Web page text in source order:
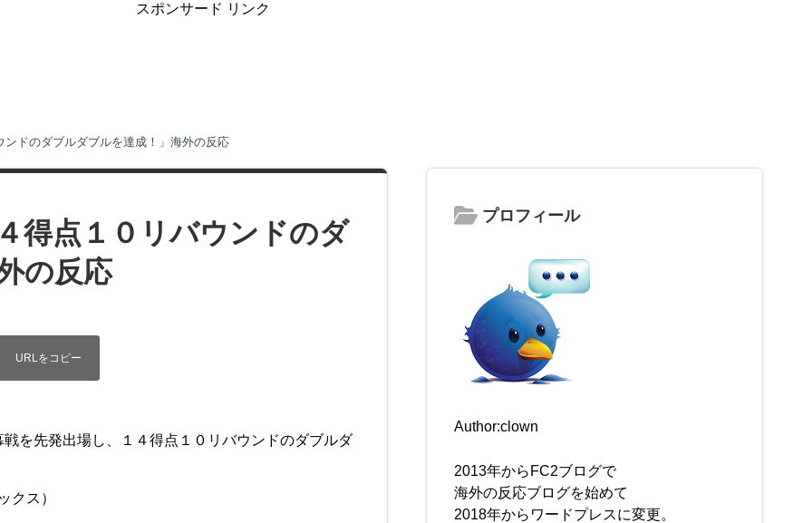
スポンサード リンク
ドのダブルダブルを達成！」海外の反応
得点１０リバウンドのダ
の反応
を先発出場し、１４得点１０リバウンドのダブルダ
クス）
プロフィール
Author:clown
2013年からFC2ブログで
海外の反応ブログを始めて
2018年からワードプレスに変更。